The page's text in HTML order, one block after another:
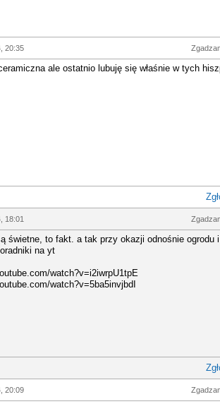
20:35
ale ostatnio lubuję się właśnie w tych
18:01
świetne, to fakt. a tak przy okazji odnośnie ogrodu
na yt
watch?v=i2iwrpU1tpE
watch?v=5ba5invjbdI
20:09